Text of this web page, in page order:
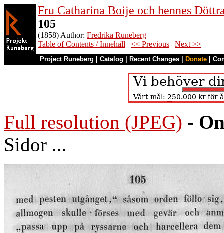
Fru Catharina Boije och hennes
105
(1858) Author: Fredrika Runeberg
Table of Contents / Innehåll | << Previous | Next >>
Project Runeberg Catalog Recent Changes Donate
Full resolution (JPEG) -
Sidor ...